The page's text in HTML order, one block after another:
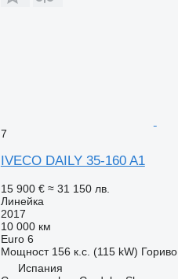
7
IVECO DAILY 35-160 A1
15 900 € ≈ 31 150 лв.
Линейка
2017
10 000 км
Euro 6
Мощност 156 к.с. (115 kW) Гориво
Испания